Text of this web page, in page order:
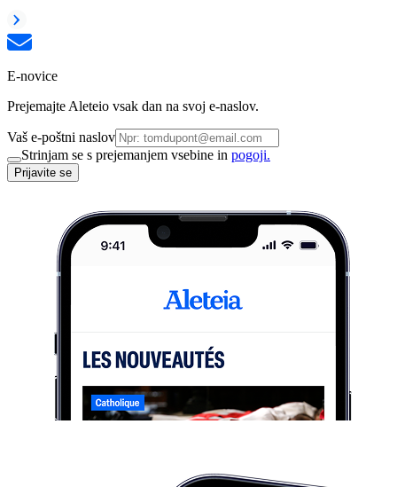
E-novice
Prejemajte Aleteio vsak dan na svoj e-naslov.
Vaš e-poštni naslov
Strinjam se s prejemanjem vsebine in pogoji.
Prijavite se